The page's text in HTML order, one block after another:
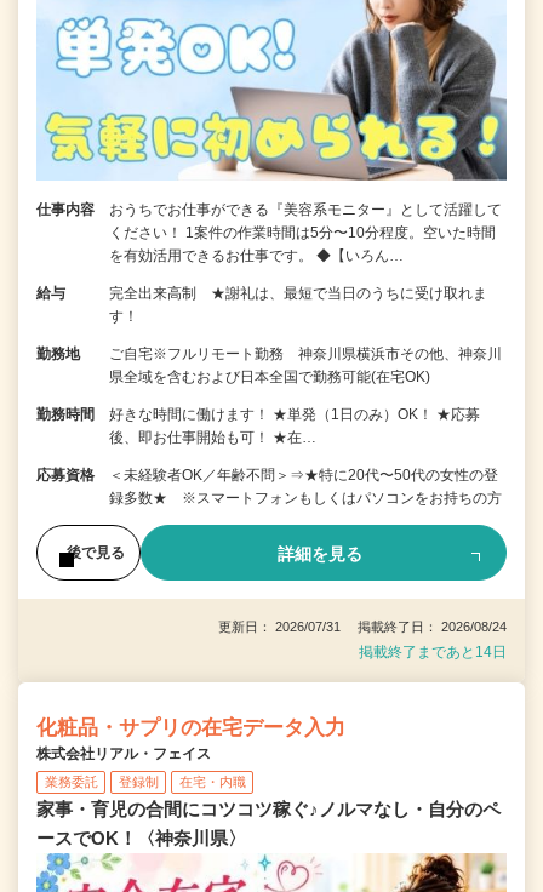
仕事内容
おうちでお仕事ができる『美容系モニター』として活躍して
ください！ 1案件の作業時間は5分〜10分程度。空いた時間
を有効活用できるお仕事です。 ◆【いろん…
給与
完全出来高制 ★謝礼は、最短で当日のうちに受け取れま
す！
勤務地
ご自宅※フルリモート勤務 神奈川県横浜市その他、神奈川
県全域を含むおよび日本全国で勤務可能(在宅OK)
勤務時間
好きな時間に働けます！ ★単発（1日のみ）OK！ ★応募
後、即お仕事開始も可！ ★在…
応募資格
＜未経験者OK／年齢不問＞⇒★特に20代〜50代の女性の登
録多数★ ※スマートフォンもしくはパソコンをお持ちの方
後で見る 詳細を見る
更新日： 2026/07/31 掲載終了日： 2026/08/24
掲載終了まであと14日
化粧品・サプリの在宅データ入力
株式会社リアル・フェイス
業務委託 登録制 在宅・内職
家事・育児の合間にコツコツ稼ぐ♪ノルマなし・自分のペ
ースでOK！〈神奈川県〉